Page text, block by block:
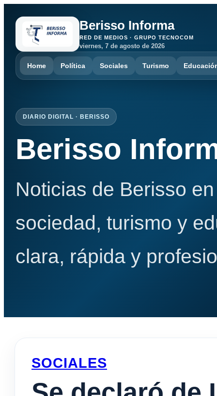
Berisso Informa
RED DE MEDIOS · GRUPO TECNOCOM
viernes, 7 de agosto de 2026
Home Política Sociales Turismo
DIARIO DIGITAL · BERISSO
Berisso
Noticias de Berisso
sociedad, turismo y
clara, rápida y
SOCIALES